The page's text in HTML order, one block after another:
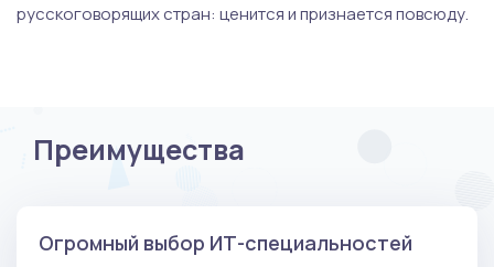
русскоговорящих стран: ценится и признается повсюду.
Преимущества
Огромный выбор ИТ-специальностей